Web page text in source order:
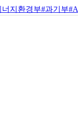
너지환경부#과기부